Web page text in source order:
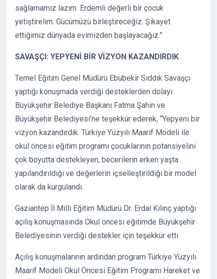
sağlamamız lazım. Erdemli değerli bir çocuk
yetiştirelim. Gücümüzü birleştireceğiz. Şikayet
ettiğimiz dünyada evimizden başlayacağız.”
SAVAŞÇI: YEPYENİ BİR VİZYON KAZANDIRDIK
Temel Eğitim Genel Müdürü Ebubekir Sıddık Savaşçı
yaptığı konuşmada verdiği desteklerden dolayı
Büyükşehir Belediye Başkanı Fatma Şahin ve
Büyükşehir Belediyesi’ne teşekkür ederek, “Yepyeni bir
vizyon kazandırdık. Türkiye Yüzyılı Maarif Modeli ile
okul öncesi eğitim programı çocuklarının potansiyelini
çok boyutta destekleyen, becerilerin erken yaşta
yapılandırıldığı ve değerlerin içselleştirildiği bir model
olarak da kurgulandı.
Gaziantep İl Milli Eğitim Müdürü Dr. Erdal Kılınç yaptığı
açılış konuşmasında Okul öncesi eğitimde Büyükşehir
Belediyesinin verdiği destekler için teşekkür etti
Açılış konuşmalarının ardından program Türkiye Yüzyılı
Maarif Modeli Okul Öncesi Eğitim Programı Hareket ve